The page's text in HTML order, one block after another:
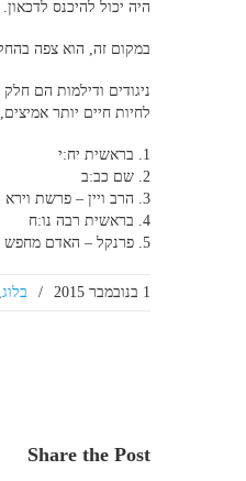
היה יכול להיכנס
במקום זה, הוא צפה
ניגודים ודילמות הם
לחיות חיים יותר
1. בראשית יח:י
2. שם כב:ב
3. הרב ויין – פרשת וירא
4. בראשית רבה נו:ח
5. פרנקל – האדם מחפש משמעות
1 בנובמבר 2015 / בלוג,
Share the Post